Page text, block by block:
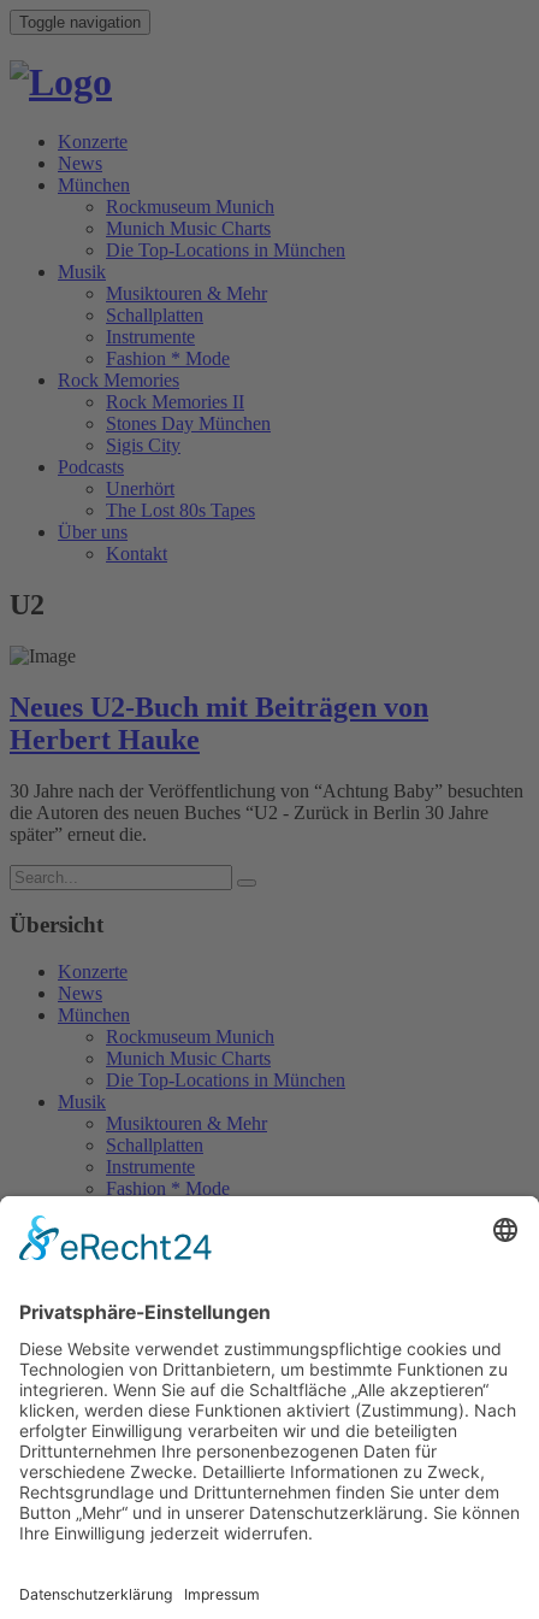
Toggle navigation
Konzerte
News
München
Rockmuseum Munich
Munich Music Charts
Die Top-Locations in München
Musik
Musiktouren & Mehr
Schallplatten
Instrumente
Fashion * Mode
Rock Memories
Rock Memories II
Stones Day München
Sigis City
Podcasts
Unerhört
The Lost 80s Tapes
Über uns
Kontakt
U2
Neues U2-Buch mit Beiträgen von
Herbert Hauke
30 Jahre nach der Veröffentlichung von “Achtung Baby” besuchten
die Autoren des neuen Buches “U2 - Zurück in Berlin 30 Jahre
später” erneut die.
Übersicht
Konzerte
News
München
Rockmuseum Munich
Munich Music Charts
Die Top-Locations in München
Musik
Musiktouren & Mehr
Schallplatten
Instrumente
Fashion * Mode
Rock Memories II
Stones Day München
Unerhört
The Lost 80s Tapes
Über uns
Kontakt
Neueste Beiträge
Bewerbt euch für „Hard Rock Rising“!
Act des Monats: MondWild
Münchner Open Air Sommer: Konzerte in der Residenz
Kulturfestival Gräfelfing – 4 Tage Musik & Gemeinschaft